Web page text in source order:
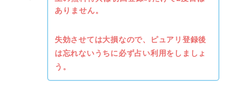
ありません。
失効させては大損なので、ピュアリ登録後
は忘れないうちに必ず占い利用をしましょ
う。